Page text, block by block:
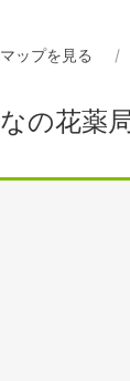
マップを見る
なの花薬